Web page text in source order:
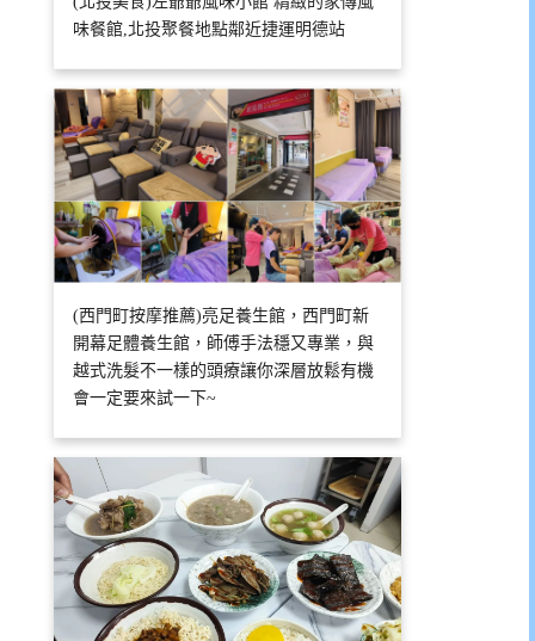
味餐館,北投聚餐地點鄰近捷運明德站
(西門町按摩推薦)亮足養生館，西門町新
開幕足體養生館，師傅手法穩又專業，與
越式洗髮不一樣的頭療讓你深層放鬆有機
會一定要來試一下~